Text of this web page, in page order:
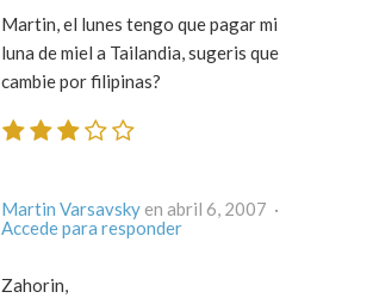
Martin, el lunes tengo que pagar mi
luna de miel a Tailandia, sugeris que
cambie por filipinas?
Martin Varsavsky
en abril 6, 2007 ·
Accede para responder
Zahorin,